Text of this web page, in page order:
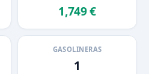
1,749 €
GASOLINERAS
1